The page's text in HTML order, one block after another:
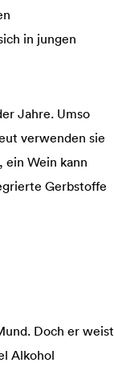
in jungen
Jahre. Umso
verwenden sie
Wein kann
Gerbstoffe
Doch er weist
Alkohol